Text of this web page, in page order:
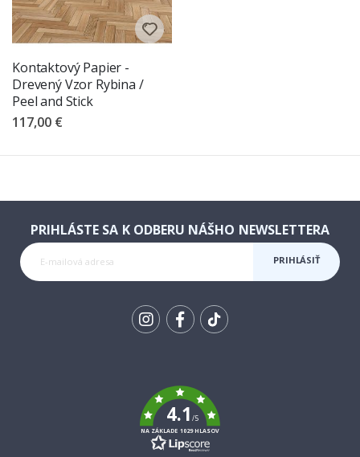
Kontaktový Papier -
Drevený Vzor Rybina /
Peel and Stick
117,00 €
PRIHLÁSTE SA K ODBERU NÁŠHO NEWSLETTERA
PRIHLÁSIŤ
4.1/5
NA ZÁKLADE 1029 HLASOV